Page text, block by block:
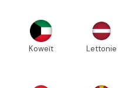
Koweït Lettonie